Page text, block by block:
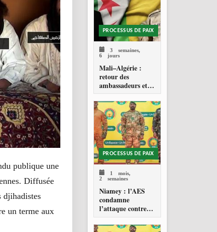
publique une
Diffusée
djihadistes
un terme aux
PROCESSUS DE PAIX
3 semaines,
6 jours
Mali–Algérie :
retour des
ambassadeurs et
réouverture des
espaces aériens
PROCESSUS DE PAIX
1 mois,
2 semaines
Niamey : l’AES
condamne
l’attaque contre
l’aéroport Diori
Hamani